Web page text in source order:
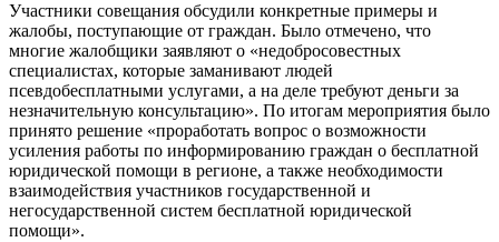
Участники совещания обсудили конкретные примеры и
жалобы, поступающие от граждан. Было отмечено, что
многие жалобщики заявляют о «недобросовестных
специалистах, которые заманивают людей
псевдобесплатными услугами, а на деле требуют деньги за
незначительную консультацию». По итогам мероприятия было
принято решение «проработать вопрос о возможности
усиления работы по информированию граждан о бесплатной
юридической помощи в регионе, а также необходимости
взаимодействия участников государственной и
негосударственной систем бесплатной юридической
помощи».